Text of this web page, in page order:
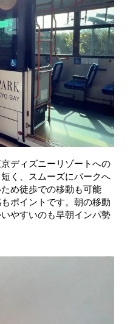
ディズニーリゾートへの
く、スムーズにパークへ
め徒歩での移動も可能
ポイントです。朝の移動
やすいのも早朝インパ勢